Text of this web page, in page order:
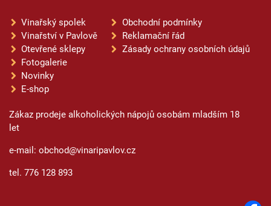
Vinařský spolek
Vinařství v Pavlově
Otevřené sklepy
Fotogalerie
Novinky
E-shop
Obchodní podmínky
Reklamační řád
Zásady ochrany osobních údajů
Zákaz prodeje alkoholických nápojů osobám mladším 18
let
e-mail: obchod@vinaripavlov.cz
tel. 776 128 893